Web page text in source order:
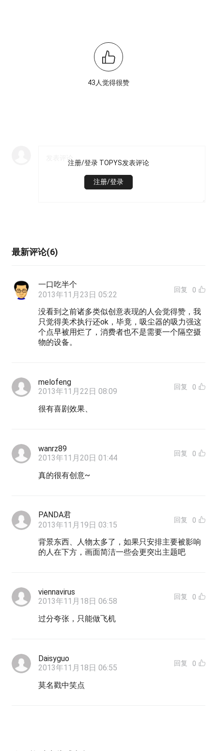
43人觉得很赞
注册/登录 TOPYS发表评论
注册/登录
最新评论(6)
一口吃半个
2013年11月23日 05:22
回复 0
没看到之前诸多类似创意表现的人会觉得赞，我
只觉得美术执行还ok，毕竟，吸尘器的吸力强这
个点早被用烂了，消费者也不是需要一个隔空摄
物的设备。
melofeng
2013年11月22日 08:09
回复 0
很有喜剧效果、
wanrz89
2013年11月20日 01:44
回复 0
真的很有创意~
PANDA君
2013年11月19日 03:15
回复 0
背景东西、人物太多了，如果只安排主要被影响
的人在下方，画面简洁一些会更突出主题吧
viennavirus
2013年11月18日 06:58
回复 0
过分夸张，只能做飞机
Daisyguo
2013年11月18日 06:55
回复 0
莫名戳中笑点